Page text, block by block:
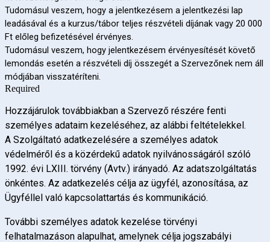
Tudomásul veszem, hogy a jelentkezésem a jelentkezési lap
leadásával és a kurzus/tábor teljes részvételi díjának vagy 20 000
Ft előleg befizetésével érvényes.
Tudomásul veszem, hogy jelentkezésem érvényesítését követő
lemondás esetén a részvételi díj összegét a Szervezőnek nem áll
módjában visszatéríteni.
Required
Hozzájárulok továbbiakban a Szervező részére fenti
személyes adataim kezeléséhez, az alábbi feltételekkel.
A Szolgáltató adatkezelésére a személyes adatok
védelméről és a közérdekű adatok nyilvánosságáról szóló
1992. évi LXIII. törvény (Avtv.) irányadó. Az adatszolgáltatás
önkéntes. Az adatkezelés célja az ügyfél, azonosítása, az
Ügyféllel való kapcsolattartás és kommunikáció.
További személyes adatok kezelése törvényi
felhatalmazáson alapulhat, amelynek célja jogszabályi